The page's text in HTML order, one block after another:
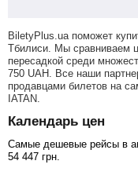
BiletyPlus.ua поможет
Тбилиси. Мы сравниваем
пересадкой среди
750 UAH . Все наши
продавцами билетов на
IATAN.
Календарь цен
Самые дешевые рейсы в
54 447 грн